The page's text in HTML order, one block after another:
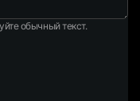
обычный текст.